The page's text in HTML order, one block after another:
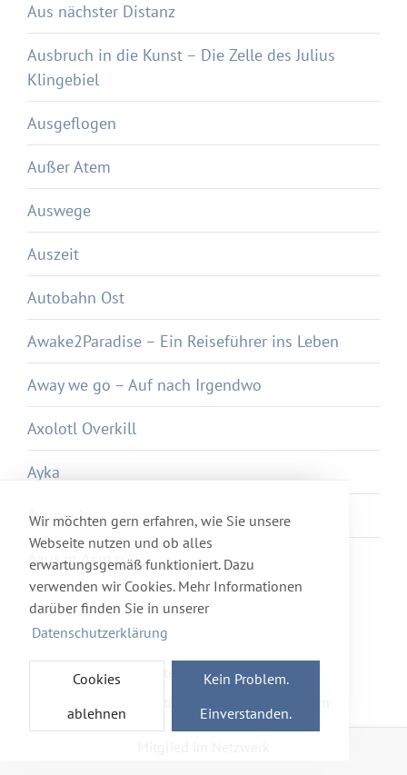
Wir möchten gern erfahren, wie Sie unsere
Webseite nutzen und ob alles
erwartungsgemäß funktioniert. Dazu
verwenden wir Cookies. Mehr Informationen
darüber finden Sie in unserer
Datenschutzerklärung
Cookies
ablehnen
Kein Problem.
Einverstanden.
Aus nächster Distanz
Ausbruch in die Kunst – Die Zelle des Julius
Klingebiel
Ausgeflogen
Außer Atem
Auswege
Auszeit
Autobahn Ost
Awake2Paradise – Ein Reiseführer ins Leben
Away we go – Auf nach Irgendwo
Axolotl Overkill
Ayka
Ayurveda
Azur et Asmar
Newsletter
Förderverein